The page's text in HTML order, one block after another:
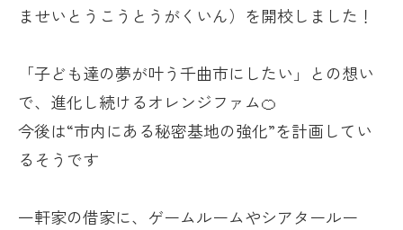
ませいとうこうとうがくいん）を開校しました！
「子ども達の夢が叶う千曲市にしたい」との想い
で、進化し続けるオレンジファム🍊
今後は“市内にある秘密基地の強化”を計画してい
るそうです
一軒家の借家に、ゲームルームやシアタールー